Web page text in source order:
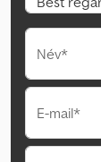
Név*
E-mail*